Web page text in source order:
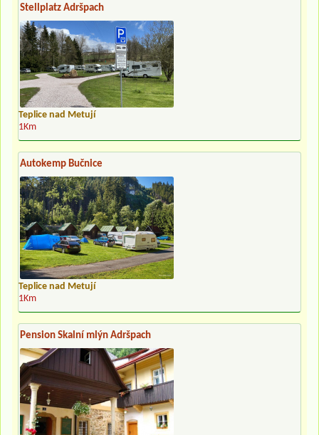
Stellplatz Adršpach
Teplice nad Metují
1Km
Autokemp Bučnice
Teplice nad Metují
1Km
Pension Skalní mlýn Adršpach